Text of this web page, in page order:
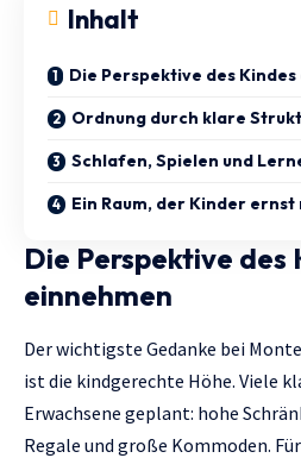
Inhalt
Die Perspektive des
Ordnung durch klare
Schlafen, Spielen und
Ein Raum, der Kinder ernst
Die Perspektive des
einnehmen
Der wichtigste Gedanke bei
ist die kindgerechte Höhe. Viele
Erwachsene geplant: hohe
Regale und große Kommoden.